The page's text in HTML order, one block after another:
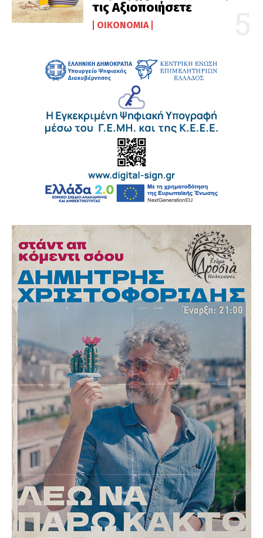
τις Αξιοποιήσετε
ΟΙΚΟΝΟΜΊΑ